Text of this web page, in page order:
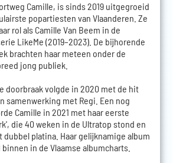
Camille, is sinds 2019 uitgegroeid
popartiesten van Vlaanderen. Ze
rol als Camille Van Beem in de
LikeMe (2019–2023). De bijhorende
brachten haar meteen onder de
jong publiek.
doorbraak volgde in 2020 met de hit
samenwerking met Regi. Een nog
Camille in 2021 met haar eerste
die 40 weken in de Ultratop stond en
platina. Haar gelijknamige album
in de Vlaamse albumcharts.